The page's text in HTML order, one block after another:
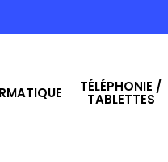
TÉLÉPHONIE /
TABLETTES